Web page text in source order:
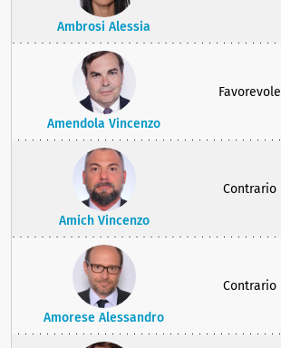
Ambrosi Alessia
Amendola Vincenzo
Favorevole
Amich Vincenzo
Contrario
Amorese Alessandro
Contrario